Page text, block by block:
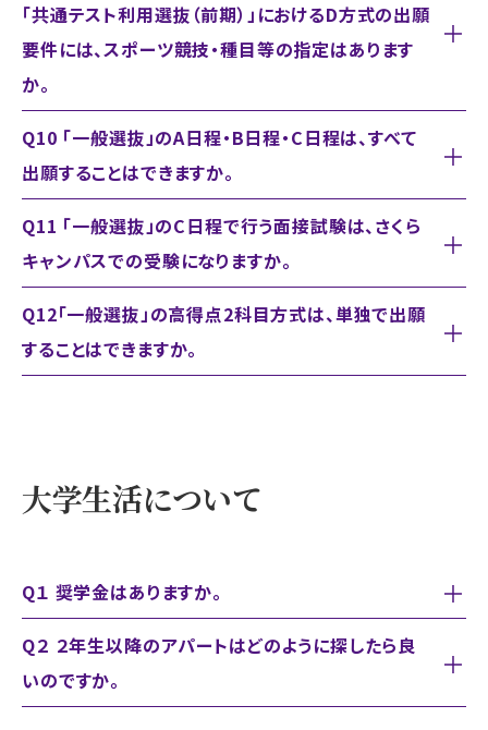
「共通テスト利用選抜（前期）」におけるD方式の出願
要件には、スポーツ競技・種目等の指定はあります
か。
Q10 「一般選抜」のA日程・B日程・C日程は、すべて
出願することはできますか。
Q11 「一般選抜」のC日程で行う面接試験は、さくら
キャンパスでの受験になりますか。
Q12「一般選抜」の高得点2科目方式は、単独で出願
することはできますか。
大学生活について
Q１ 奨学金はありますか。
Q２ ２年生以降のアパートはどのように探したら良
いのですか。